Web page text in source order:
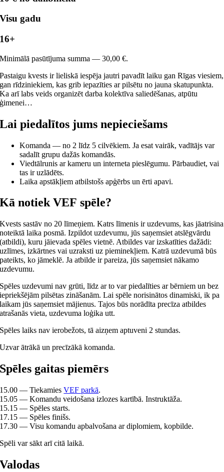
Visu gadu
16+
Minimālā pasūtījuma summa — 30,00 €.
Pastaigu kvests ir lieliskā iespēja jautri pavadīt laiku gan Rīgas viesiem,
gan rīdziniekiem, kas grib iepazīties ar pilsētu no jauna skatupunkta.
Ka arī labs veids organizēt darba kolektīva saliedēšanas, atpūtu
ģimenei…
Lai piedalītos jums nepieciešams
Komanda — no 2 līdz 5 cilvēkiem. Ja esat vairāk, vadītājs var
sadalīt grupu dažās komandās.
Viedtālrunis ar kameru un interneta pieslēgumu. Pārbaudiet, vai
tas ir uzlādēts.
Laika apstākļiem atbilstošs apģērbs un ērti apavi.
Kā notiek VEF spēle?
Kvests sastāv no 20 līmeņiem. Katrs līmenis ir uzdevums, kas jāatrisina
noteiktā laika posmā. Izpildot uzdevumu, jūs saņemsiet atslēgvārdu
(atbildi), kuru jāievada spēles vietnē. Atbildes var izskatīties dažādi:
uzlīmes, izkārtnes vai uzraksti uz pieminekļiem. Katrā uzdevumā būs
pateikts, ko jāmeklē. Ja atbilde ir pareiza, jūs saņemsiet nākamo
uzdevumu.
Spēles uzdevumi nav grūti, līdz ar to var piedalīties ar bērniem un bez
iepriekšējām pilsētas zināšanām. Lai spēle norisinātos dinamiski, ik pa
laikam jūs saņemsiet mājienus. Tajos būs norādīta precīza atbildes
atrašanās vieta, uzdevuma loģika utt.
Spēles laiks nav ierobežots, tā aizņem aptuveni 2 stundas.
Uzvar ātrākā un precīzākā komanda.
Spēles gaitas piemērs
15.00 — TiekamiesVEF parkā.
15.05 — Komandu veidošana izlozes kartībā. Instruktāža.
15.15 — Spēles starts.
17.15 — Spēles finišs.
17.30 — Visu komandu apbalvošana ar diplomiem, kopbilde.
Spēli var sākt arī citā laikā.
Valodas